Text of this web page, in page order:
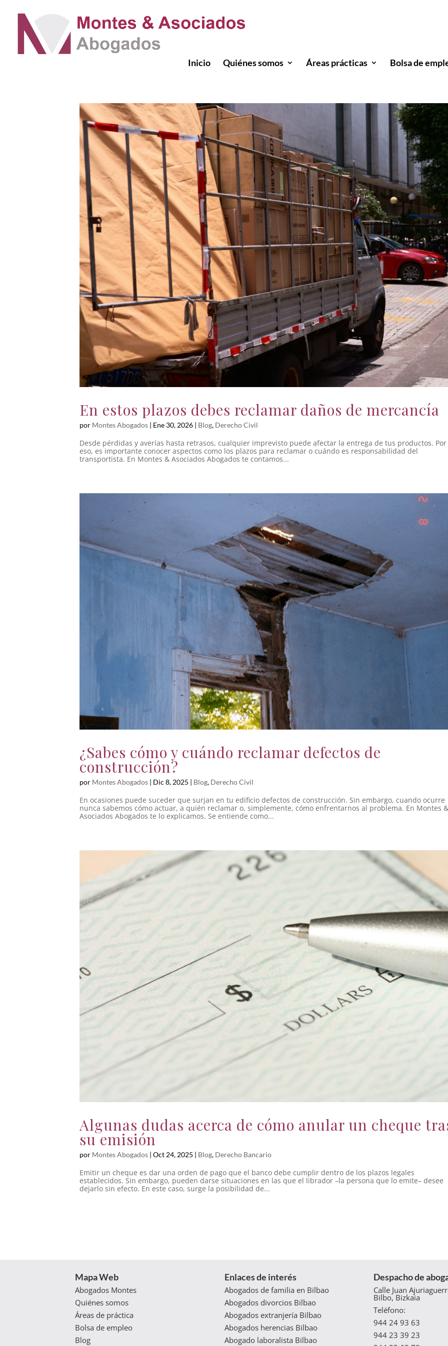
Inicio Quiénes somos Áreas prácticas Bolsa de
En estos plazos debes reclamar daños de mercancía
por Montes Abogados | Ene 30, 2026 | Blog, Derecho Civil
Desde pérdidas y averías hasta retrasos, cualquier imprevisto puede afectar la entrega de tus productos. Por
eso, es importante conocer aspectos como los plazos para reclamar o cuándo es responsabilidad del
transportista. En Montes & Asociados Abogados te contamos...
¿Sabes cómo y cuándo reclamar defectos de
construcción?
por Montes Abogados | Dic 8, 2025 | Blog, Derecho Civil
En ocasiones puede suceder que surjan en tu edificio defectos de construcción. Sin embargo, cuando ocurre
nunca sabemos cómo actuar, a quién reclamar o, simplemente, cómo enfrentarnos al problema. En Montes &
Asociados Abogados te lo explicamos. Se entiende como...
Algunas dudas acerca de cómo anular un cheque
su emisión
por Montes Abogados | Oct 24, 2025 | Blog, Derecho Bancario
Emitir un cheque es dar una orden de pago que el banco debe cumplir dentro de los plazos legales
establecidos. Sin embargo, pueden darse situaciones en las que el librador –la persona que lo emite– desee
dejarlo sin efecto. En este caso, surge la posibilidad de...
Mapa Web
Abogados Montes
Quiénes somos
Áreas de práctica
Bolsa de empleo
Blog
Enlaces de interés
Abogados de familia en Bilbao
Abogados divorcios Bilbao
Abogados extranjería Bilbao
Abogados herencias Bilbao
Abogado laboralista Bilbao
Despacho de
Calle Juan
Bilbo, Bizkaia
Teléfono:
944 24 93 63
944 23 39 23